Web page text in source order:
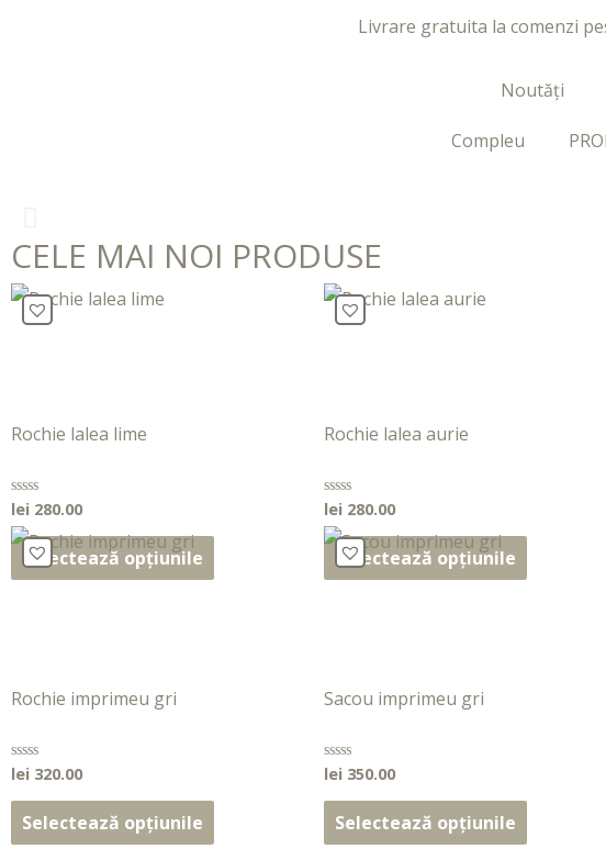
Livrare gratuita la comenzi
Noutăți
Compleu
xo.com
sexeggs.org
sex
CELE MAI NOI PRODUSE
Rochie lalea lime
Evaluat
0
din
lei 280.00
Selectează opțiunile
Rochie lalea aurie
Evaluat
0
din
lei 280.00
Selectează opțiunile
Rochie imprimeu gri
Evaluat
0
din
lei 320.00
Selectează opțiunile
Sacou imprimeu gri
Evaluat
0
din
lei 350.00
Selectează opțiunile